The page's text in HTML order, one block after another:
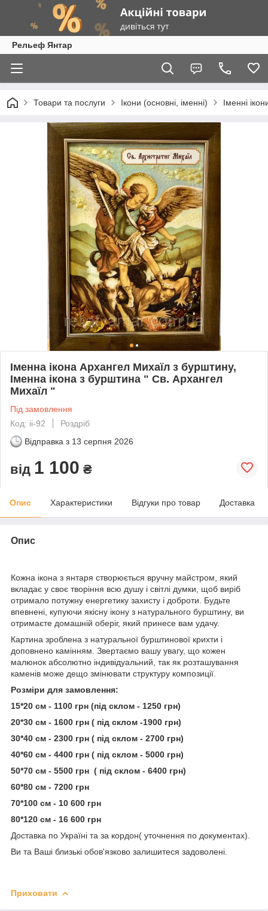
Рельеф Янтар
Товари та послуги Ікони (основні, іменні) Іменні
Іменна ікона Архангел Михаїл з бурштину,
Іменна ікона з бурштина " Св. Архангел
Михаїл "
Під замовлення
Код: іі-92
Роздріб
Відправка з 13 серпня 2026
від 1 100 ₴
Опис Характеристики Відгуки про товар Доставка
Опис
Кожна ікона з янтаря створюється вручну майстром, який
вкладає у своє творіння всю душу і світлі думки, щоб виріб
отримало потужну енергетику захисту і доброти. Будьте
впевнені, купуючи якісну ікону з натурального бурштину, ви
отримаєте домашній оберіг, який принесе вам удачу.
Картина зроблена з натуральної бурштинової крихти і
доповнено камінням. Звертаємо вашу увагу, що кожен
малюнок абсолютно індивідуальний, так як розташування
каменів може дещо змінювати структуру композиції.
Розміри для замовлення:
15*20 см - 1100 грн (під склом - 1250 грн)
20*30 см - 1600 грн ( під склом -1900 грн)
30*40 см - 2300 грн ( під склом - 2700 грн)
40*60 см - 4400 грн ( під склом - 5000 грн)
50*70 см - 5500 грн ( під склом - 6400 грн)
60*80 см - 7200 грн
70*100 см - 10 600 грн
80*120 см - 16 600 грн
Доставка по Україні та за кордон( уточнення по документах).
Ви та Ваші близькі обов'язково залишитеся задоволені.
Приховати